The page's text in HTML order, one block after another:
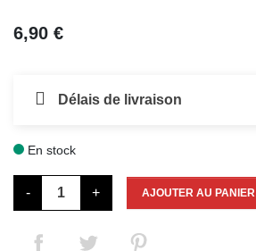
6,90 €
Délais de livraison
En stock
- + AJOUTER AU PANIER